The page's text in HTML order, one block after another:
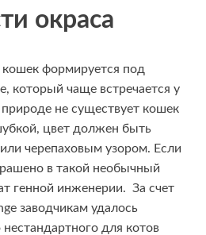
окраса
формируется под
который чаще встречается у
не существует кошек
цвет должен быть
черепаховым узором. Если
в такой необычный
генной инженерии. За счет
заводчикам удалось
для котов